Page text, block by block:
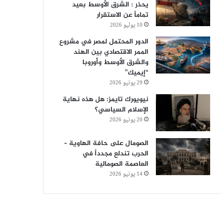
يحذر : الشرق الأوسط بعيد
تماماً عن الاستقرار
10 يوليو 2026
الدور المحتمل لمصر في مشروع
الممر الاقتصادي بين الهند
والشرق الأوسط وأوروبا
“إيميك”
29 يونيو 2026
نيويورك تايمز: هل هذه نهاية
الإسلام السياسي؟
20 يونيو 2026
الصومال على حافة الهاوية –
الحرب تندلع مجدداً في
العاصمة الصومالية
14 يونيو 2026